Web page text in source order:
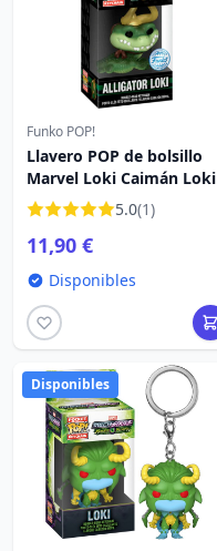
Funko POP!
Llavero POP de bolsillo
Marvel Loki Caimán Loki
5.0(1)
11,90 €
Disponibles
Disponibles